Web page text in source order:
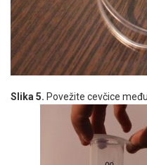
Slika 5. Povežite cevčice